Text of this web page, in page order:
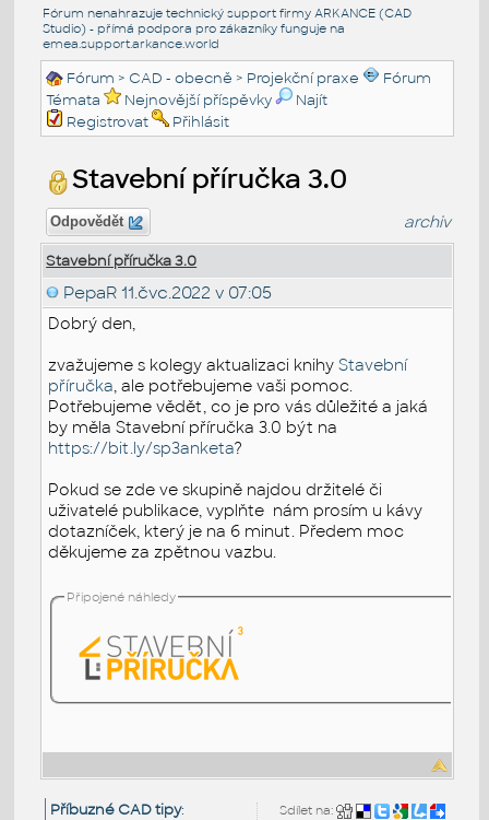
Fórum nenahrazuje technický support firmy ARKANCE (CAD
Studio) - přímá podpora pro zákazníky funguje na
emea.support.arkance.world
Fórum > CAD - obecně > Projekční praxe
Fórum
Témata
Nejnovější příspěvky
Najít
Registrovat
Přihlásit
Stavební příručka 3.0
Odpovědět archiv
Stavební příručka 3.0
PepaR 11.čvc.2022 v 07:05
Dobrý den,
zvažujeme s kolegy aktualizaci knihyStavební
příručka, ale potřebujeme vaši pomoc.
Potřebujeme vědět, co je pro vás důležité a jaká
by měla Stavební příručka 3.0 být na
https://bit.ly/sp3anketa?
Pokud se zde ve skupině najdou držitelé či
uživatelé publikace, vyplňte nám prosím u kávy
dotazníček, který je na 6 minut. Předem moc
děkujeme za zpětnou vazbu.
Připojené náhledy
Sdílet na:
Příbuzné CAD tipy: